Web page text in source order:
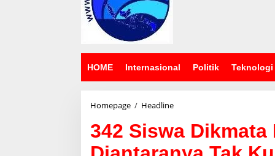
HOME Internasional Politik Teknologi
Homepage / Headline
2
S
i
342 Siswa